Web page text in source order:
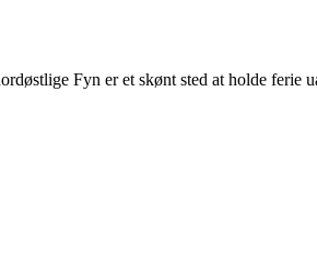
Fyn er et skønt sted at holde